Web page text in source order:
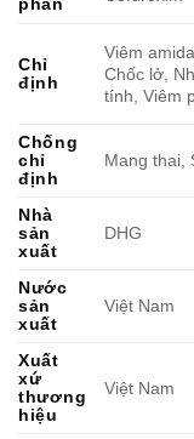
Chỉ
định
Viêm
Chốc lở,
tính, Viêm
Chống
chỉ
định
Mang thai,
Nhà
sản
xuất
DHG
Nước
sản
xuất
Việt Nam
Xuất
xứ
thương
hiệu
Việt Nam